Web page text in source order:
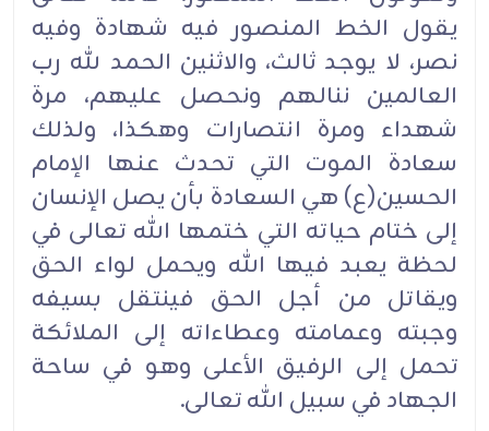
يقول الخط المنصور فيه شهادة وفيه
نصر، لا يوجد ثالث، والاثنين الحمد لله رب
العالمين ننالهم ونحصل عليهم، مرة
شهداء ومرة انتصارات وهكذا، ولذلك
سعادة الموت التي تحدث عنها الإمام
الحسين(ع) هي السعادة بأن يصل الإنسان
إلى ختام حياته التي ختمها الله تعالى في
لحظة يعبد فيها الله ويحمل لواء الحق
ويقاتل من أجل الحق فينتقل بسيفه
وجبته وعمامته وعطاءاته إلى الملائكة
تحمل إلى الرفيق الأعلى وهو في ساحة
الجهاد في سبيل الله تعالى.